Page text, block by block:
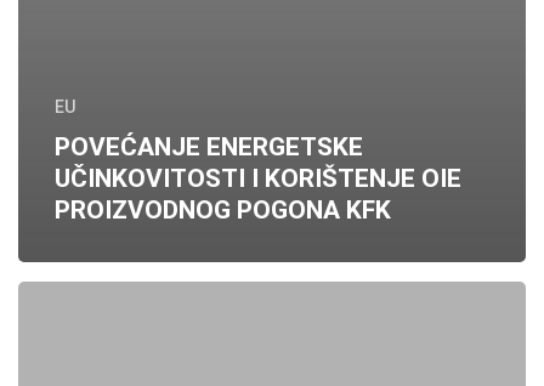
EU
POVEĆANJE ENERGETSKE
UČINKOVITOSTI I KORIŠTENJE OIE
PROIZVODNOG POGONA KFK